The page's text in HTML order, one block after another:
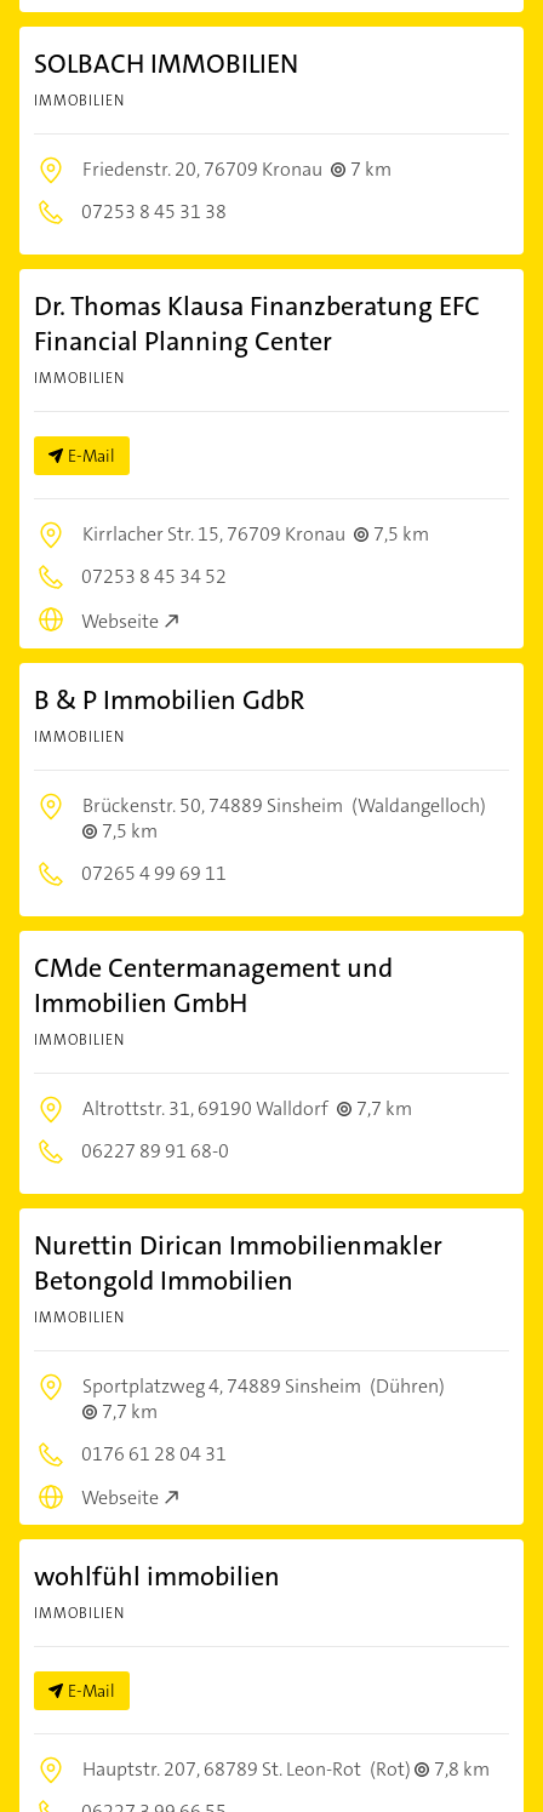
SOLBACH IMMOBILIEN
IMMOBILIEN
Friedenstr. 20,76709 Kronau
7 km
07253 8 45 31 38
Dr. Thomas Klausa Finanzberatung EFC
Financial Planning Center
IMMOBILIEN
E-Mail
Kirrlacher Str. 15,76709 Kronau
7,5 km
07253 8 45 34 52
Webseite
B & P Immobilien GdbR
IMMOBILIEN
Brückenstr. 50,74889 Sinsheim (Waldangelloch)
7,5 km
07265 4 99 69 11
CMde Centermanagement und
Immobilien GmbH
IMMOBILIEN
Altrottstr. 31,69190 Walldorf
7,7 km
06227 89 91 68-0
Nurettin Dirican Immobilienmakler
Betongold Immobilien
IMMOBILIEN
Sportplatzweg 4,74889 Sinsheim (Dühren)
7,7 km
0176 61 28 04 31
Webseite
wohlfühl immobilien
IMMOBILIEN
E-Mail
Hauptstr. 207,68789 St. Leon-Rot (Rot)
7,8 km